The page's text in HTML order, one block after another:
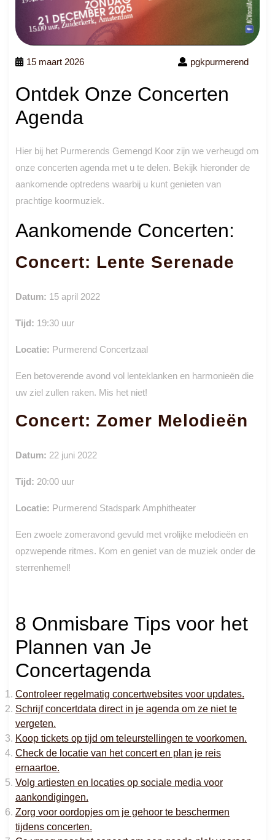
15 maart 2026 pgkpurmerend
Ontdek Onze Concerten
Agenda
Hier bij het Purmerends Gemengd Koor zijn we verheugd om
onze concerten agenda met u te delen. Bekijk hieronder de
aankomende optredens waarbij u kunt genieten van
prachtige koormuziek.
Aankomende Concerten:
Concert: Lente Serenade
Datum: 15 april 2022
Tijd: 19:30 uur
Locatie: Purmerend Concertzaal
Een betoverende avond vol lenteklanken en harmonieën die
uw ziel zullen raken. Mis het niet!
Concert: Zomer Melodieën
Datum: 22 juni 2022
Tijd: 20:00 uur
Locatie: Purmerend Stadspark Amphitheater
Een zwoele zomeravond gevuld met vrolijke melodieën en
opzwepende ritmes. Kom en geniet van de muziek onder de
sterrenhemel!
8 Onmisbare Tips voor het
Plannen van Je
Concertagenda
Controleer regelmatig concertwebsites voor updates.
Schrijf concertdata direct in je agenda om ze niet te
vergeten.
Koop tickets op tijd om teleurstellingen te voorkomen.
Check de locatie van het concert en plan je reis
ernaartoe.
Volg artiesten en locaties op sociale media voor
aankondigingen.
Zorg voor oordopjes om je gehoor te beschermen
tijdens concerten.